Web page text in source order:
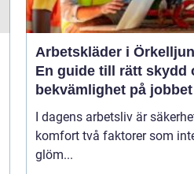
Arbetskläder i
En guide till rätt skydd
bekvämlighet på jobbet
I dagens arbetsliv är
komfort två faktorer som
glöm...